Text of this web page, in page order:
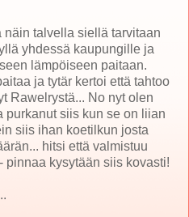
näin talvella siellä tarvitaan
yhdessä kaupungille ja
lämpöiseen paitaan.
ja tytär kertoi että tahtoo
Rawelrystä... No nyt olen
purkanut siis kun se on liian
siis ihan koetilkun josta
hitsi että valmistuu
pinnaa kysytään siis kovasti!